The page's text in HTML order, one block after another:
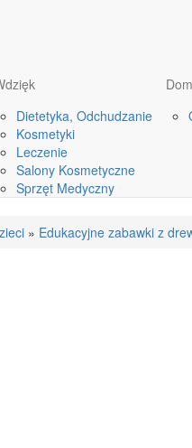
Dietetyka, Odchudzanie
Kosmetyki
Leczenie
Salony Kosmetyczne
Sprzęt Medyczny
» Edukacyjne zabawki z